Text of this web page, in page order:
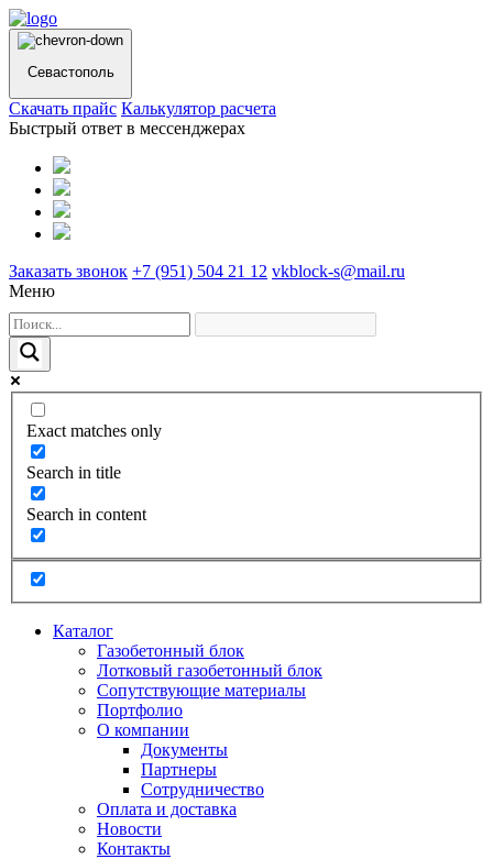
Севастополь
Cкачать прайс Калькулятор расчета
Быстрый ответ в мессенджерах
Заказать звонок +7 (951) 504 21 12 vkblock-s@mail.ru
Меню
Exact matches only
Search in title
Search in content
Каталог
Газобетонный блок
Лотковый газобетонный блок
Сопутствующие материалы
Портфолио
О компании
Документы
Партнеры
Сотрудничество
Оплата и доставка
Новости
Контакты